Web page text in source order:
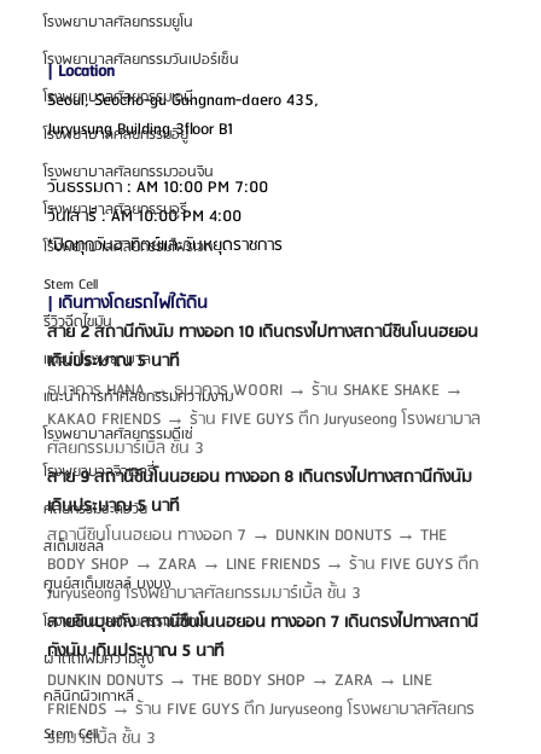
โรงพยาบาลศัลยกรรมยูโน
โรงพยาบาลศัลยกรรมวันเปอร์เซ็น
โรงพยาบาลศัลยกรรมเอบี
โรงพยาบาลศัลยกรรมอียู
โรงพยาบาลศัลยกรรมวอนจิน
โรงพยาบาลศัลยกรรมอูรี
โรงพยาบาลศัลยกรรมไพรเวท
Stem Cell
รีวิวฉีดไขมัน
แนะนำโรงพยาบาล
แนะนำการทำศัลยกรรมความงาม
โรงพยาบาลศัลยกรรมดีเซ่
โรงพยาบาลจิวเวลรี่
ศัลยกรรมชะลอวัย
สเต็มเซลล์
ศูนย์สเต็มเซลล์ บงบง
โรงพยาบาลศัลยกรรมเอโตน
ผ่าตัดเพิ่มความสูง
คลินิกผิวเกาหลี
Stem Cell
| Location
Seoul, Seocho-gu Gangnam-daero 435,
Juryusung Building 3floor B1
วันธรรมดา : AM 10:00 PM 7:00
วันเสาร์ : AM 10:00 PM 4:00
*ปิดทุกวันอาทิตย์และวันหยุดราชการ
| เดินทางโดยรถไฟใต้ดิน
สาย 2 สถานีกังนัม ทางออก 10 เดินตรงไปทางสถานีชินโนนฮยอน
เดินประมาณ 5 นาที
ธนาคาร HANA → ธนาคาร WOORI → ร้าน SHAKE SHAKE →
KAKAO FRIENDS → ร้าน FIVE GUYS ตึก Juryuseong โรงพยาบาล
ศัลยกรรมมาร์เบิ้ล ชั้น 3
สาย 9 สถานีชินโนนฮยอน ทางออก 8 เดินตรงไปทางสถานีกังนัม
เดินประมาณ 5 นาที
สถานีชินโนนฮยอน ทางออก 7 → DUNKIN DONUTS → THE
BODY SHOP → ZARA → LINE FRIENDS → ร้าน FIVE GUYS ตึก
Juryuseong โรงพยาบาลศัลยกรรมมาร์เบิ้ล ชั้น 3
สายชินบุนดัง สถานีชินโนนฮยอน ทางออก 7 เดินตรงไปทางสถานี
กังนัม เดินประมาณ 5 นาที
DUNKIN DONUTS → THE BODY SHOP → ZARA → LINE
FRIENDS → ร้าน FIVE GUYS ตึก Juryuseong โรงพยาบาลศัลยกร
รมมาร์เบิ้ล ชั้น 3